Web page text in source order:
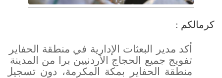
كرمالكم :
أكد مدير البعثات الإدارية في منطقة
تفويج جميع الحجاج الأردنيين برا من
منطقة الحفاير بمكة المكرمة، دون